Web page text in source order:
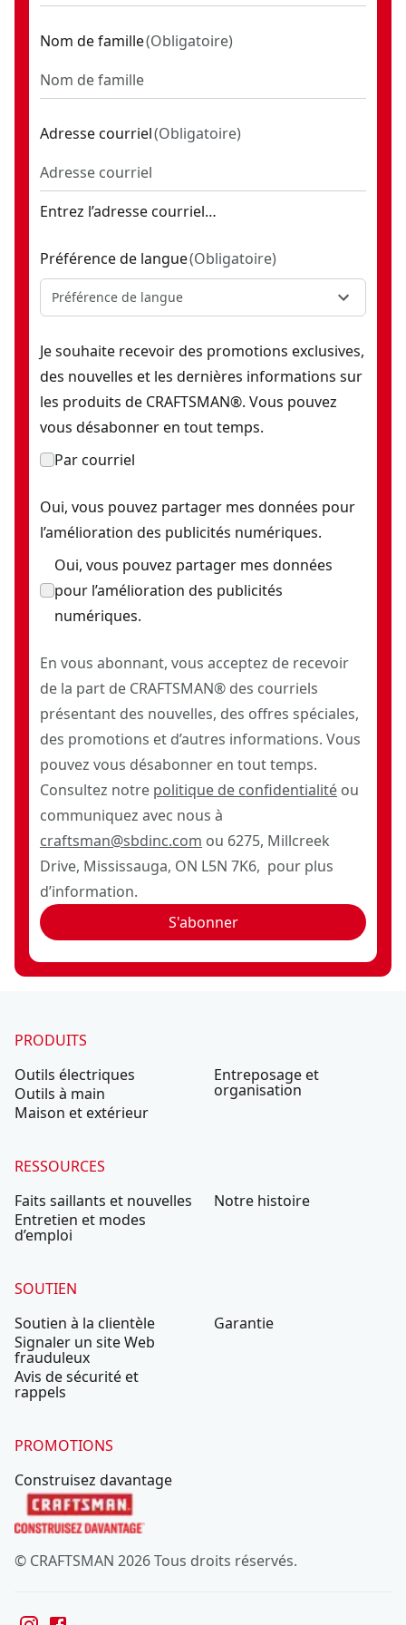
Ruban à mesurer de 16 pi Pro reach
Détecteur de montants de 19 mm (3/4 po)
Mdl de 19,8 m (65 pi) avec surface et volume- SKU:
Niveau de style caisson magnétique de 48 po
Détecteur de montants à une profondeur de 3/4 po avec
Nom de famille(Obligatoire)
Adresse courriel(Obligatoire)
Entrez l’adresse courriel…
Préférence de langue(Obligatoire)
Préférence de langue
Je souhaite recevoir des promotions exclusives,
des nouvelles et les dernières informations sur
les produits de CRAFTSMAN®. Vous pouvez
vous désabonner en tout temps.
Par courriel
Oui, vous pouvez partager mes données pour
l’amélioration des publicités numériques.
Oui, vous pouvez partager mes données
pour l’amélioration des publicités
numériques.
En vous abonnant, vous acceptez de recevoir
de la part de CRAFTSMAN® des courriels
présentant des nouvelles, des offres spéciales,
des promotions et d’autres informations. Vous
pouvez vous désabonner en tout temps.
Consultez notre politique de confidentialité ou
communiquez avec nous à
craftsman@sbdinc.com ou 6275, Millcreek
Drive, Mississauga, ON L5N 7K6, pour plus
d’information.
S'abonner
PRODUITS
Outils électriques
Outils à main
Maison et extérieur
Entreposage et
organisation
RESSOURCES
Faits saillants et nouvelles
Entretien et modes
d’emploi
Notre histoire
SOUTIEN
Soutien à la clientèle
Signaler un site Web
frauduleux
Avis de sécurité et
rappels
Garantie
PROMOTIONS
Construisez davantage
© CRAFTSMAN 2026 Tous droits réservés.